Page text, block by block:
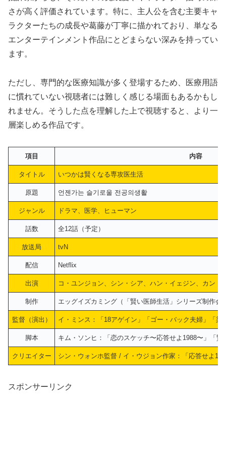
さが高く評価されています。特に、主人公を含む主要キャ
ラクターたちの成長や葛藤が丁寧に描かれており、単なる
エンターテインメント作品にとどまらない深みを持ってい
ます。
ただし、専門的な医療知識が多く登場するため、医療用語
に慣れていない視聴者には難しく感じる場面もあるかもし
れません。そうした点を理解した上で視聴すると、より一
層楽しめる作品です。
項目 内容
タイトル いつかは賢くなる専攻医生活
原題 언젠가는 슬기로울 전공의생활
ジャンル ドラマ、医学、ヒューマン
話数 全12話（予定）
放送局 tvN
配信 Netflix
出演 コ・ユンジョン、シン・シア、ハン・イェジン、カン・
制作 エッグイズカミング（「賢い医師生活」シリーズ制作会
監督（演出） イ・ミンス：「18アゲイン」「ゴー・バック夫婦」「
脚本 キム・ソンヒ：「恋のスケッチ〜応答せよ1988〜」「
クリエイター シン・ウォンホ監督 / イ・ウジョン作家：「応答せよ
スポンサーリンク